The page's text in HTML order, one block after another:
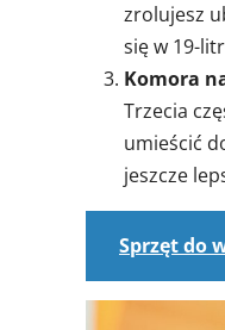
zrolujesz
się w 19-
Komora
Trzecia
umieścić
jeszcze
Sprzęt do